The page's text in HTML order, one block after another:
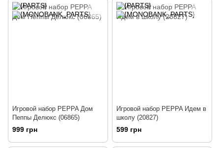
Игровой набор PEPPA Дом
Пеппы Делюкс (06865)
999 грн
Игровой набор PEPPA Идем в
школу (20827)
599 грн